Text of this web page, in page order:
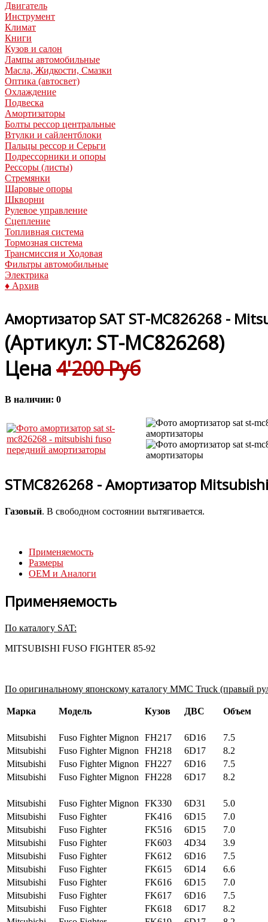
Двигатель
Инструмент
Климат
Книги
Кузов и салон
Лампы автомобильные
Масла, Жидкости, Смазки
Оптика (автосвет)
Охлаждение
Подвеска
Амортизаторы
Болты рессор центральные
Втулки и сайлентблоки
Пальцы рессор и Серьги
Подрессорники и опоры
Рессоры (листы)
Стремянки
Шаровые опоры
Шкворни
Рулевое управление
Сцепление
Топливная система
Тормозная система
Трансмиссия и Ходовая
Фильтры автомобильные
Электрика
♦ Архив
Амортизатор SAT ST-MC826268 -
(Артикул: ST-MC826268)
Цена 4'200 Руб
В наличии: 0
STMC826268 - Амортизатор
Газовый. В свободном состоянии вытягивается.
Применяемость
Размеры
OEM и Аналоги
Применяемость
По каталогу SAT:
MITSUBISHI FUSO FIGHTER 85-92
По оригинальному японскому каталогу MMC Truck (правый
Марка Модель Кузов ДВС Объем
Mitsubishi Fuso Fighter Mignon FH217 6D16
7.5
Mitsubishi
Fuso Fighter Mignon FH218 6D17
8.2
Mitsubishi
Fuso Fighter Mignon FH227 6D16
7.5
Mitsubishi
Fuso Fighter Mignon FH228 6D17 8.2
Mitsubishi Fuso Fighter Mignon FK330 6D31
5.0
Mitsubishi
Fuso Fighter FK416 6D15
7.0
Mitsubishi
Fuso Fighter FK516 6D15
7.0
Mitsubishi
Fuso Fighter FK603 4D34
3.9
Mitsubishi
Fuso Fighter FK612 6D16
7.5
Mitsubishi
Fuso Fighter FK615 6D14
6.6
Mitsubishi
Fuso Fighter FK616 6D15
7.0
Mitsubishi
Fuso Fighter FK617 6D16
7.5
Mitsubishi
Fuso Fighter FK618 6D17
8.2